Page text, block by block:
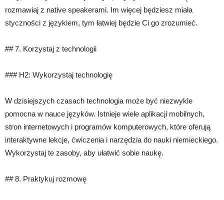
rozmawiaj z native speakerami. Im więcej będziesz miała
styczności z językiem, tym łatwiej będzie Ci go zrozumieć.
## 7. Korzystaj z technologii
### H2: Wykorzystaj technologię
W dzisiejszych czasach technologia może być niezwykle
pomocna w nauce języków. Istnieje wiele aplikacji mobilnych,
stron internetowych i programów komputerowych, które oferują
interaktywne lekcje, ćwiczenia i narzędzia do nauki niemieckiego.
Wykorzystaj te zasoby, aby ułatwić sobie naukę.
## 8. Praktykuj rozmowę